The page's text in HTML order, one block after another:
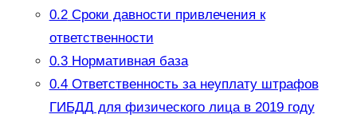
0.2Сроки давности привлечения к
ответственности
0.3Нормативная база
0.4Ответственность за неуплату штрафов
ГИБДД для физического лица в 2019 году